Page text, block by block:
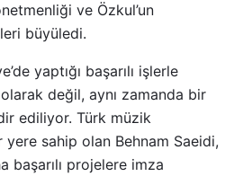
ve Özkul’un
büyüledi.
yaptığı başarılı işlerle
değil, aynı zamanda bir
ediliyor. Türk müzik
yere sahip olan Behnam Saeidi,
başarılı projelere imza